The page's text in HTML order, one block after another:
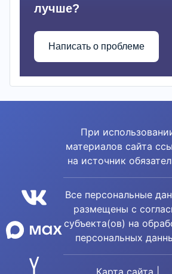
лучше?
Написать о проблеме
При
материалов сайта
на источник
Все персональные
размещены с
субъекта(ов) на
персональных
Карта сайта